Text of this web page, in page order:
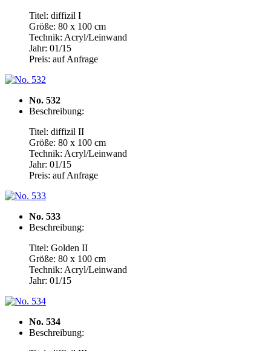
Titel: diffizil I
Größe: 80 x 100 cm
Technik: Acryl/Leinwand
Jahr: 01/15
Preis: auf Anfrage
No. 532
Beschreibung:
Titel: diffizil II
Größe: 80 x 100 cm
Technik: Acryl/Leinwand
Jahr: 01/15
Preis: auf Anfrage
No. 533
Beschreibung:
Titel: Golden II
Größe: 80 x 100 cm
Technik: Acryl/Leinwand
Jahr: 01/15
No. 534
Beschreibung: